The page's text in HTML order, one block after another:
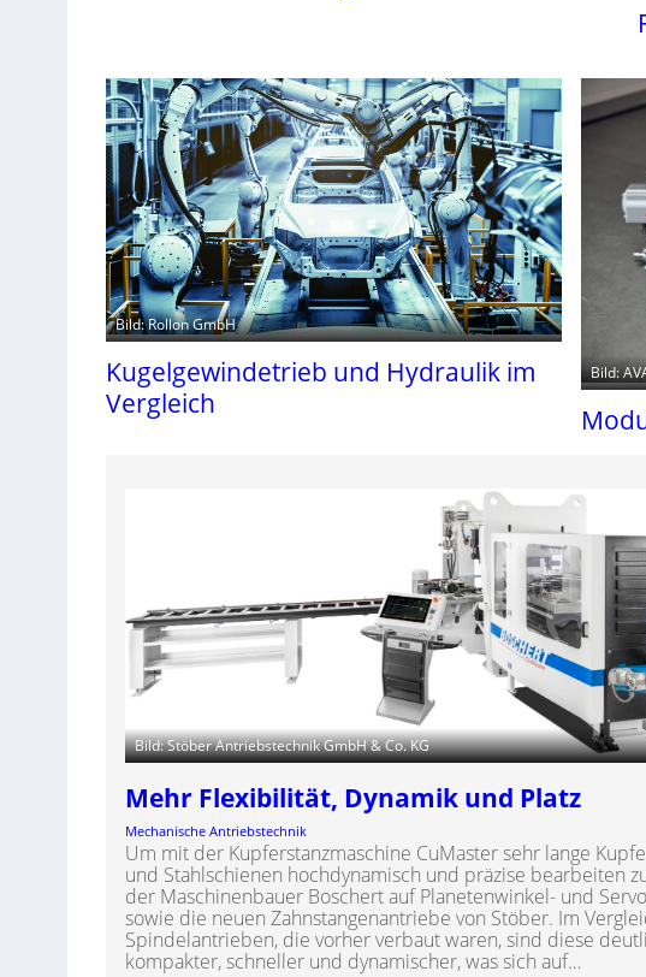
Bild: Rollon GmbH
Kugelgewindetrieb und Hydraulik im
Vergleich
Bild:
Bild: Stöber Antriebstechnik GmbH & Co. KG
Mehr Flexibilität, Dynamik und Platz
Mechanische Antriebstechnik
Um mit der Kupferstanzmaschine CuMaster sehr lange
und Stahlschienen hochdynamisch und präzise bearbeiten
der Maschinenbauer Boschert auf Planetenwinkel- und
sowie die neuen Zahnstangenantriebe von Stöber. Im
Spindelantrieben, die vorher verbaut waren, sind diese
kompakter, schneller und dynamischer, was sich auf…